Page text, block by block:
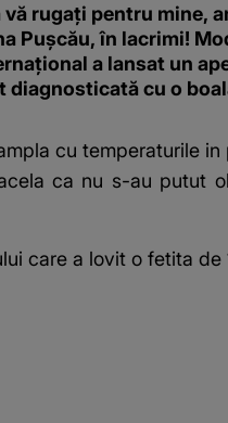
vă rugați pentru mine,
Pușcău, în lacrimi!
a lansat un
diagnosticată cu o
cu temperaturile
ca nu s-au putut
care a lovit o fetita